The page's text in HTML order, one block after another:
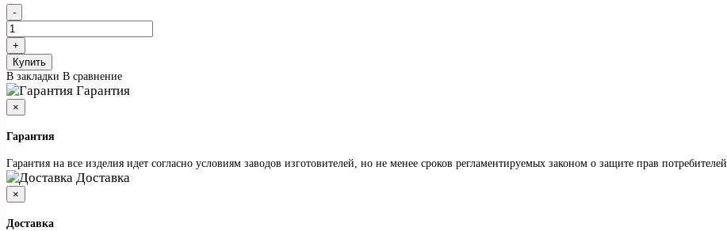
Купить
В закладки В сравнение
Гарантия
×
Гарантия
Гарантия на все изделия идет согласно условиям заводов изготовителей, но не менее сроков регламентируемых законом о защите прав потребителей
Доставка
×
Доставка